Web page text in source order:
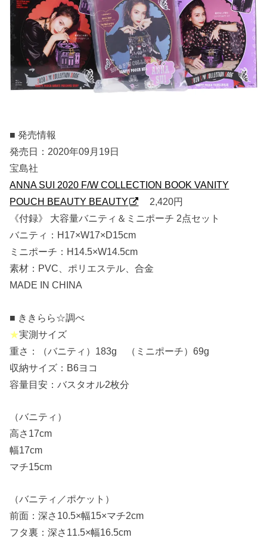
■ 発売情報
発売日：2020年09月19日
宝島社
ANNA SUI 2020 F/W COLLECTION BOOK VANITY
POUCH BEAUTY BEAUTY
2,420円
《付録》 大容量バニティ＆ミニポーチ 2点セット
バニティ：H17×W17×D15cm
ミニポーチ：H14.5×W14.5cm
素材：PVC、ポリエステル、合金
MADE IN CHINA
■ ききらら☆調べ
★実測サイズ
重さ：（バニティ）183g （ミニポーチ）69g
収納サイズ：B6ヨコ
容量目安：バスタオル2枚分
（バニティ）
高さ17cm
幅17cm
マチ15cm
（バニティ／ポケット）
前面：深さ10.5×幅15×マチ2cm
フタ裏：深さ11.5×幅16.5cm